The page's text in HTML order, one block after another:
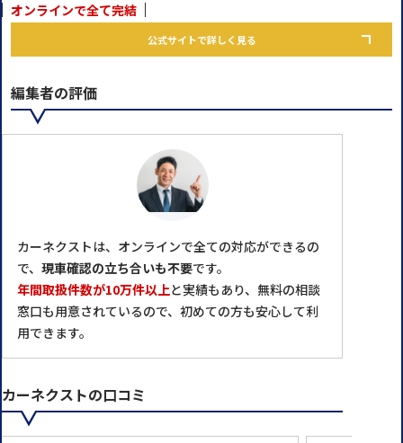
オンラインで全て完結
公式サイトで詳しく見る
編集者の評価
カーネクストは、オンラインで全ての対応ができるの
で、 現車確認の立ち合いも不要です。
年間取扱件数が10万件以上と実績もあり、無料の相談
窓口も用意されているので、初めての方も安心して利
用できます。
カーネクストの口コミ